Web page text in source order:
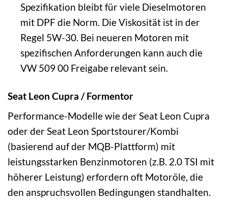
Spezifikation bleibt für viele Dieselmotoren
mit DPF die Norm. Die Viskosität ist in der
Regel 5W-30. Bei neueren Motoren mit
spezifischen Anforderungen kann auch die
VW 509 00 Freigabe relevant sein.
Seat Leon Cupra / Formentor
Performance-Modelle wie der Seat Leon Cupra
oder der Seat Leon Sportstourer/Kombi
(basierend auf der MQB-Plattform) mit
leistungsstarken Benzinmotoren (z.B. 2.0 TSI mit
höherer Leistung) erfordern oft Motoröle, die
den anspruchsvollen Bedingungen standhalten.